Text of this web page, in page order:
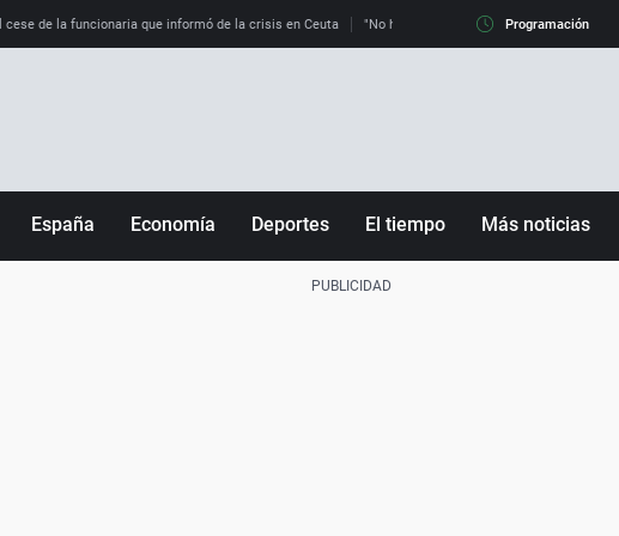
cese de la funcionaria que informó de la crisis en Ceuta "No hay mafias, que no nos engañen":
Programación
España Economía Deportes El tiempo Más noticias